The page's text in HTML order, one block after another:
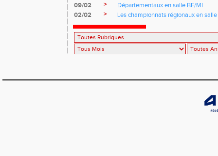
09/02
>
Départementaux en salle BE/MI
02/02
> Les championnats régionaux en salle